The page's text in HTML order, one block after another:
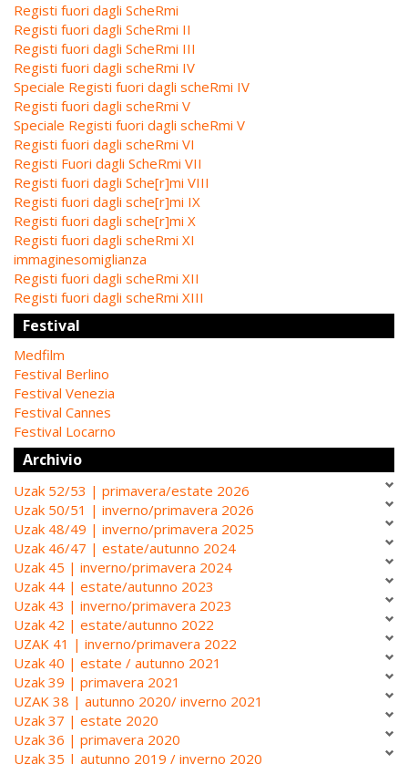
Registi fuori dagli ScheRmi
Registi fuori dagli ScheRmi II
Registi fuori dagli ScheRmi III
Registi fuori dagli scheRmi IV
Speciale Registi fuori dagli scheRmi IV
Registi fuori dagli scheRmi V
Speciale Registi fuori dagli scheRmi V
Registi fuori dagli scheRmi VI
Registi Fuori dagli ScheRmi VII
Registi fuori dagli Sche[r]mi VIII
Registi fuori dagli sche[r]mi IX
Registi fuori dagli sche[r]mi X
Registi fuori dagli scheRmi XI
immaginesomiglianza
Registi fuori dagli scheRmi XII
Registi fuori dagli scheRmi XIII
Festival
Medfilm
Festival Berlino
Festival Venezia
Festival Cannes
Festival Locarno
Archivio
Uzak 52/53 | primavera/estate 2026
Uzak 50/51 | inverno/primavera 2026
Uzak 48/49 | inverno/primavera 2025
Uzak 46/47 | estate/autunno 2024
Uzak 45 | inverno/primavera 2024
Uzak 44 | estate/autunno 2023
Uzak 43 | inverno/primavera 2023
Uzak 42 | estate/autunno 2022
UZAK 41 | inverno/primavera 2022
Uzak 40 | estate / autunno 2021
Uzak 39 | primavera 2021
UZAK 38 | autunno 2020/ inverno 2021
Uzak 37 | estate 2020
Uzak 36 | primavera 2020
Uzak 35 | autunno 2019 / inverno 2020